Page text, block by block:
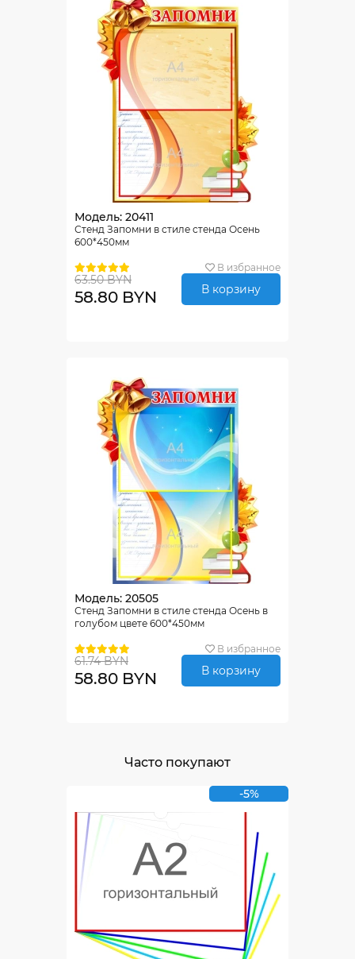
Модель: 20411
Стенд Запомни в стиле стенда Осень
600*450мм
В избранное
63.50 BYN
58.80 BYN В корзину
Модель: 20505
Стенд Запомни в стиле стенда Осень в
голубом цвете 600*450мм
В избранное
61.74 BYN
58.80 BYN В корзину
Часто покупают
-5%